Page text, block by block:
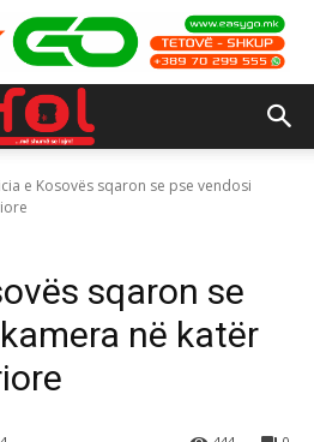
e Kosovës sqaron se pse vendosi
sqaron se
në katër